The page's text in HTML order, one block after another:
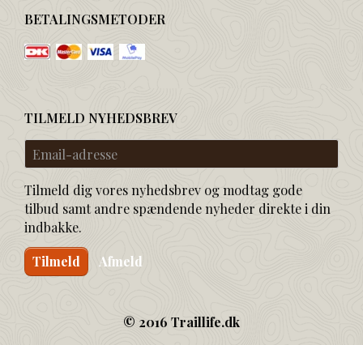
BETALINGSMETODER
TILMELD NYHEDSBREV
Email-
adresse
Tilmeld dig vores nyhedsbrev og modtag gode
tilbud samt andre spændende nyheder direkte i din
indbakke.
Tilmeld Afmeld
© 2016 Traillife.dk